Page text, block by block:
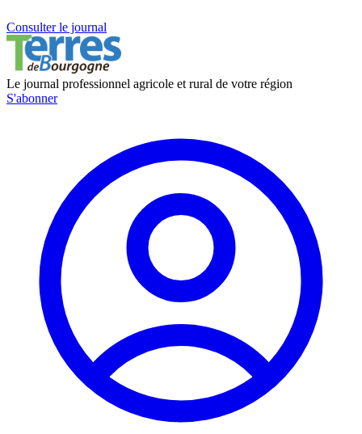
Consulter le journal
Le journal professionnel agricole et rural de votre région
S'abonner